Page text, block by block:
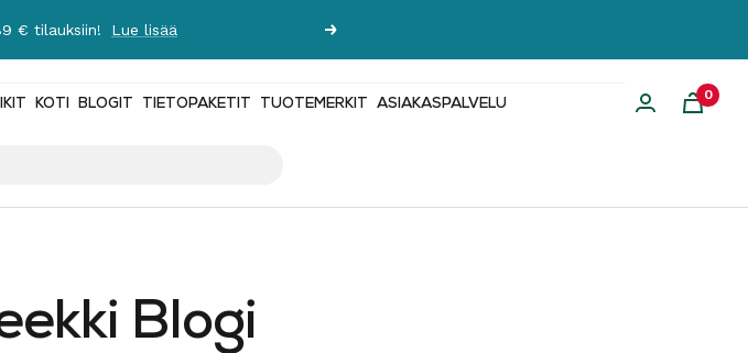
nyt - tuotteita alkaen 0,49€ Seuraava
KOTI BLOGIT TIETOPAKETIT TUOTEMERKIT ASIAKASPALVELU
0
Blogi